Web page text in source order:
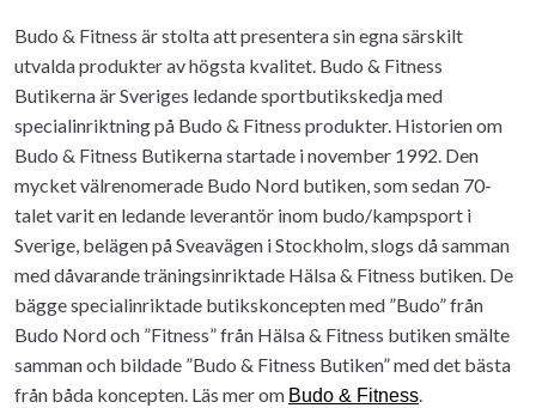
Budo & Fitness är stolta att presentera sin egna särskilt
utvalda produkter av högsta kvalitet. Budo & Fitness
Butikerna är Sveriges ledande sportbutikskedja med
specialinriktning på Budo & Fitness produkter. Historien om
Budo & Fitness Butikerna startade i november 1992. Den
mycket välrenomerade Budo Nord butiken, som sedan 70-
talet varit en ledande leverantör inom budo/kampsport i
Sverige, belägen på Sveavägen i Stockholm, slogs då samman
med dåvarande träningsinriktade Hälsa & Fitness butiken. De
bägge specialinriktade butikskoncepten med ”Budo” från
Budo Nord och ”Fitness” från Hälsa & Fitness butiken smälte
samman och bildade ”Budo & Fitness Butiken” med det bästa
från båda koncepten. Läs mer om Budo & Fitness.